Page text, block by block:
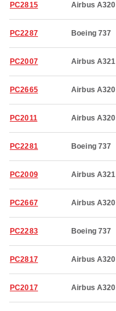
PC2815 Airbus A320
PC2287 Boeing 737
PC2007 Airbus A321
PC2665 Airbus A320
PC2011 Airbus A320
PC2281 Boeing 737
PC2009 Airbus A321
PC2667 Airbus A320
PC2283 Boeing 737
PC2817 Airbus A320
PC2017 Airbus A320